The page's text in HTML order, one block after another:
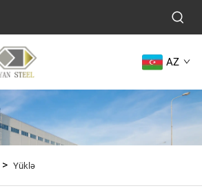
AZ
> Yüklə